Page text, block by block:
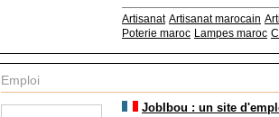
Artisanat Artisanat marocain
Poterie maroc Lampes maroc
Emploi
JobIbou : un site